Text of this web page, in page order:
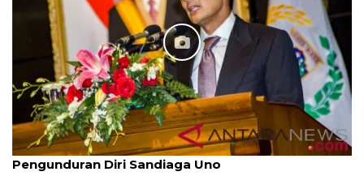
Pengunduran Diri Sandiaga Uno